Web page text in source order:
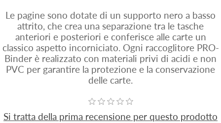
Le pagine sono dotate di un supporto nero a basso
attrito, che crea una separazione tra le tasche
anteriori e posteriori e conferisce alle carte un
classico aspetto incorniciato. Ogni raccoglitore PRO-
Binder è realizzato con materiali privi di acidi e non
PVC per garantire la protezione e la conservazione
delle carte.
Si tratta della prima recensione per questo prodotto